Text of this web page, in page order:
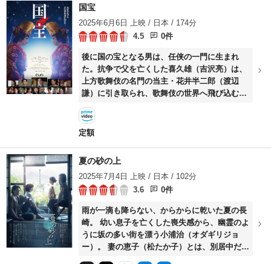
国宝
2025年6月6日 上映 / 日本 / 174分
4.5
0件
後に国の宝となる男は、任侠の一門に生まれ
た。抗争で父を亡くした喜久雄（吉沢亮）は、
上方歌舞伎の名門の当主・花井半二郎（渡辺
謙）に引き取られ、歌舞伎の世界へ飛び込む。
そこで、半二郎の実の息子として、生まれなが
らに将来を約束された御曹司・俊介（横浜流
星）と出会う。正反対の血筋を受け継ぎ、生い
いに高め合い、芸に青春を捧げるが、多くの出
会いと別れが運命の歯車を狂わせていく……。
定額
夏の砂の上
2025年7月4日 上映 / 日本 / 102分
3.6
0件
雨が一滴も降らない、からからに乾いた夏の長
崎。 幼い息子を亡くした喪失感から、幽霊のよ
うに坂の多い街を漂う小浦治（オダギリジョ
ー）。 妻の恵子（松たか子）とは、別居中だ。
この狭い町では、元同僚の陣野（森山直太朗）